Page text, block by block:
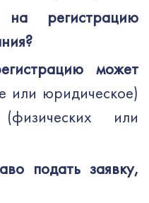
регистрацию
может
или юридическое)
или
подать заявку,